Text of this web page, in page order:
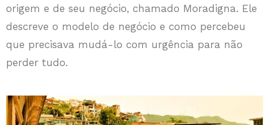
origem e de seu negócio, chamado Moradigna. Ele
descreve o modelo de negócio e como percebeu
que precisava mudá-lo com urgência para não
perder tudo.